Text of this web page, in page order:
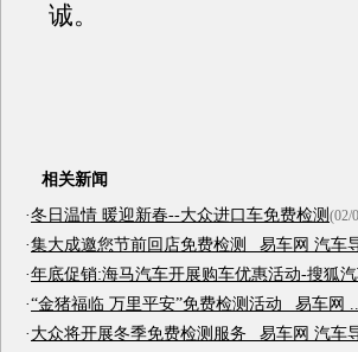
诚。
相关新闻
·冬日温情 暖迎新春--大众进口车免费检测 (02/
·集大成邀您节前回店免费检测 _易车网 汽车
·年底促销:海马汽车开展购车优惠活动-搜狐
·“金猪福临 万里平安”免费检测活动 _易车网 ...
·大众将开展冬季免费检测服务 _易车网 汽车